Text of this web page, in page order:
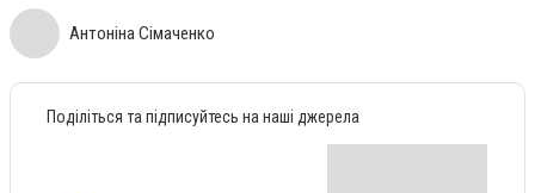
Антоніна Сімаченко
Поділіться та підписуйтесь на наші джерела